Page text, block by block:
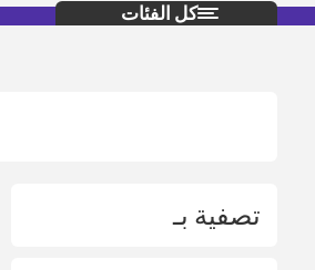
كل الفئات
تصفية بـ